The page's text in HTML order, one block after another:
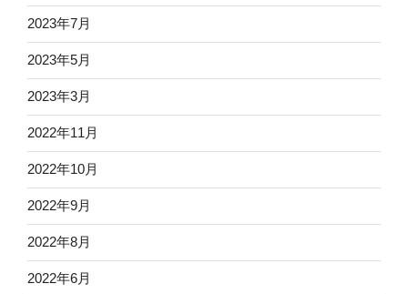
2023年7月
2023年5月
2023年3月
2022年11月
2022年10月
2022年9月
2022年8月
2022年6月